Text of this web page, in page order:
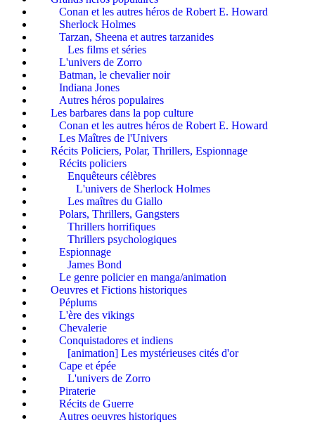
Conan et les autres héros de Robert E. Howard
Sherlock Holmes
Tarzan, Sheena et autres tarzanides
Les films et séries
L'univers de Zorro
Batman, le chevalier noir
Indiana Jones
Autres héros populaires
Les barbares dans la pop culture
Conan et les autres héros de Robert E. Howard
Les Maîtres de l'Univers
Récits Policiers, Polar, Thrillers, Espionnage
Récits policiers
Enquêteurs célèbres
L'univers de Sherlock Holmes
Les maîtres du Giallo
Polars, Thrillers, Gangsters
Thrillers horrifiques
Thrillers psychologiques
Espionnage
James Bond
Le genre policier en manga/animation
Oeuvres et Fictions historiques
Péplums
L'ère des vikings
Chevalerie
Conquistadores et indiens
[animation] Les mystérieuses cités d'or
Cape et épée
L'univers de Zorro
Piraterie
Récits de Guerre
Autres oeuvres historiques